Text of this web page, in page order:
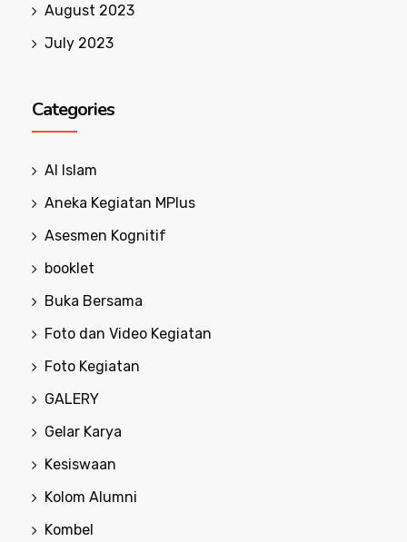
August 2023
July 2023
Categories
Al Islam
Aneka Kegiatan MPlus
Asesmen Kognitif
booklet
Buka Bersama
Foto dan Video Kegiatan
Foto Kegiatan
GALERY
Gelar Karya
Kesiswaan
Kolom Alumni
Kombel